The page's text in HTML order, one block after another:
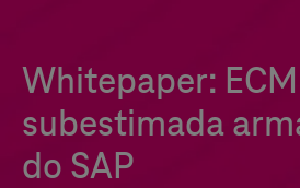
Whitepaper:
subestimada
do SAP